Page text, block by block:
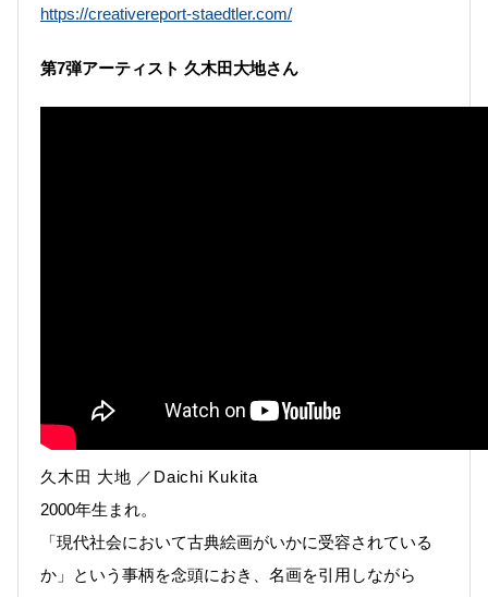
https://creativereport-staedtler.com/
第7弾アーティスト 久木田大地さん
久木田 大地 ／Daichi Kukita
2000年生まれ。
「現代社会において古典絵画がいかに受容されている
か」という事柄を念頭におき、名画を引用しながら